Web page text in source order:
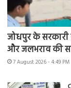
जोधपुर के सरकारी
और जलभराव की
7 August 2026 - 4:49 PM